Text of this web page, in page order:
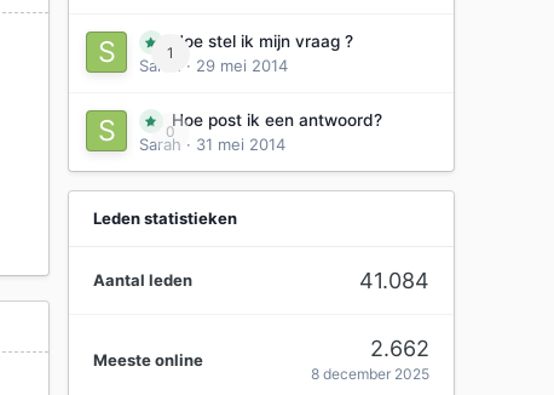
1
Hoe stel ik mijn vraag ?
Sarah
· 29 mei 2014
0
Hoe post ik een antwoord?
Sarah · 31 mei 2014
Leden statistieken
Aantal leden 41.084
Meeste online 2.662
8 december 2025